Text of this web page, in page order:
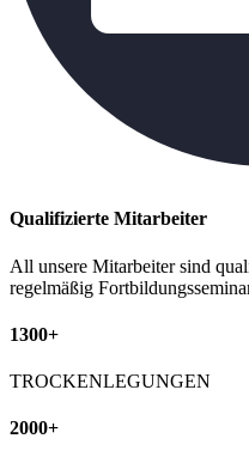
Qualifizierte Mitarbeiter
All unsere Mitarbeiter sind
regelmäßig
1300+
TROCKENLEGUNGEN
2000+